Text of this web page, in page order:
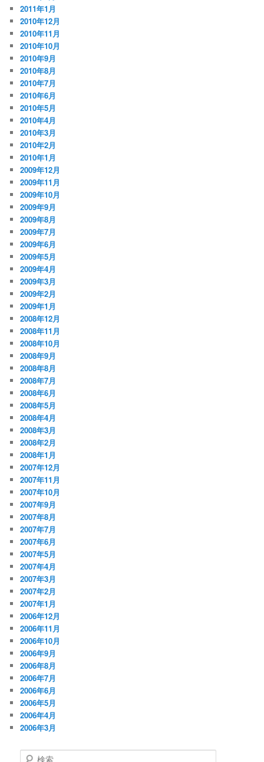
2011年1月
2010年12月
2010年11月
2010年10月
2010年9月
2010年8月
2010年7月
2010年6月
2010年5月
2010年4月
2010年3月
2010年2月
2010年1月
2009年12月
2009年11月
2009年10月
2009年9月
2009年8月
2009年7月
2009年6月
2009年5月
2009年4月
2009年3月
2009年2月
2009年1月
2008年12月
2008年11月
2008年10月
2008年9月
2008年8月
2008年7月
2008年6月
2008年5月
2008年4月
2008年3月
2008年2月
2008年1月
2007年12月
2007年11月
2007年10月
2007年9月
2007年8月
2007年7月
2007年6月
2007年5月
2007年4月
2007年3月
2007年2月
2007年1月
2006年12月
2006年11月
2006年10月
2006年9月
2006年8月
2006年7月
2006年6月
2006年5月
2006年4月
2006年3月
検